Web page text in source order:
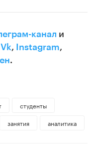
канал и
Vk, Instagram,
.
студенты
занятия аналитика